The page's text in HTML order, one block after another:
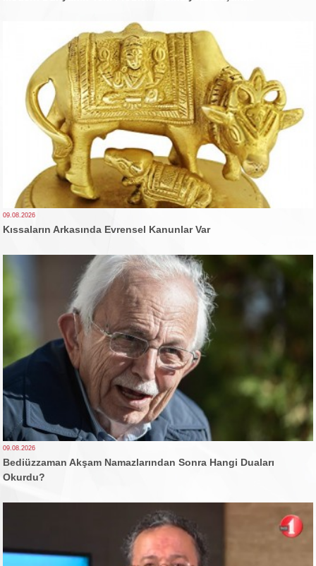
09.08.2026
Kıssaların Arkasında Evrensel Kanunlar Var
09.08.2026
Bediüzzaman Akşam Namazlarından Sonra Hangi Duaları
Okurdu?